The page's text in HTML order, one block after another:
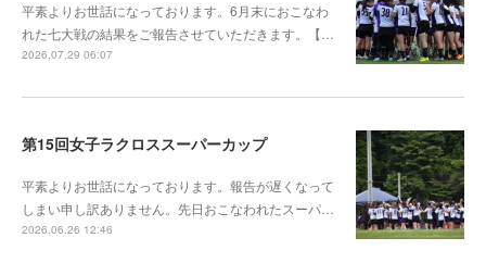
平素よりお世話になっております。6月末におこなわ
れた七大戦の結果をご報告させていただきます。【…
2026.07.29 06:07
第15回女子ラクロススーパーカップ
平素よりお世話になっております。報告が遅くなって
しまい申し訳ありません。先日おこなわれたスーパ…
2026.06.26 12:46